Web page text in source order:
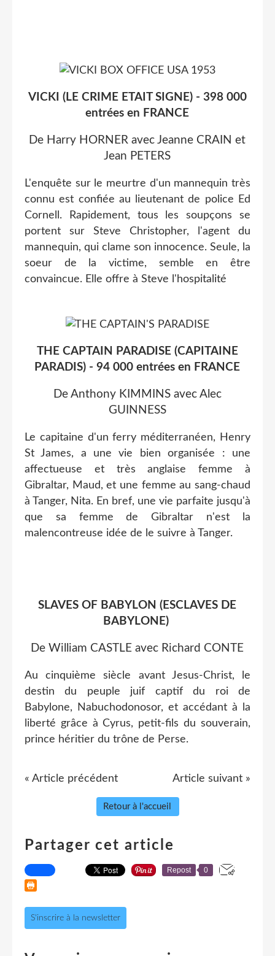
VICKI (LE CRIME ETAIT SIGNE) - 398 000
entrées en FRANCE
De Harry HORNER avec Jeanne CRAIN et
Jean PETERS
L'enquête sur le meurtre d'un mannequin très
connu est confiée au lieutenant de police Ed
Cornell. Rapidement, tous les soupçons se
portent sur Steve Christopher, l'agent du
mannequin, qui clame son innocence. Seule, la
soeur de la victime, semble en être
convaincue. Elle offre à Steve l'hospitalité
THE CAPTAIN PARADISE (CAPITAINE
PARADIS) - 94 000 entrées en FRANCE
De Anthony KIMMINS avec Alec
GUINNESS
Le capitaine d'un ferry méditerranéen, Henry
St James, a une vie bien organisée : une
affectueuse et très anglaise femme à
Gibraltar, Maud, et une femme au sang-chaud
à Tanger, Nita. En bref, une vie parfaite jusqu'à
que sa femme de Gibraltar n'est la
malencontreuse idée de le suivre à Tanger.
SLAVES OF BABYLON (ESCLAVES DE
BABYLONE)
De William CASTLE avec Richard CONTE
Au cinquième siècle avant Jesus-Christ, le
destin du peuple juif captif du roi de
Babylone, Nabuchodonosor, et accédant à la
liberté grâce à Cyrus, petit-fils du souverain,
prince héritier du trône de Perse.
« Article précédent Article suivant »
Retour à l'accueil
Partager cet article
Repost 0
S'inscrire à la newsletter